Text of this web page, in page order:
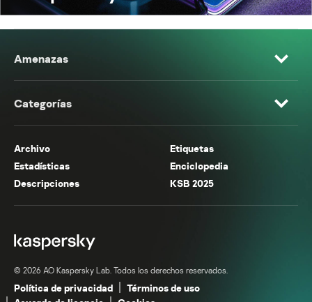
Amenazas
Categorías
Archivo
Etiquetas
Estadísticas
Enciclopedia
Descripciones
KSB 2025
© 2026 AO Kaspersky Lab. Todos los derechos reservados.
Política de privacidad
Términos de uso